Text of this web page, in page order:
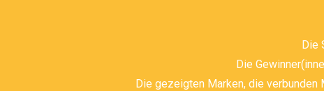
Die
Die
Die gezeigten Marken, die verbunden